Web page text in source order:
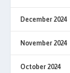
December 2024
November 2024
October 2024